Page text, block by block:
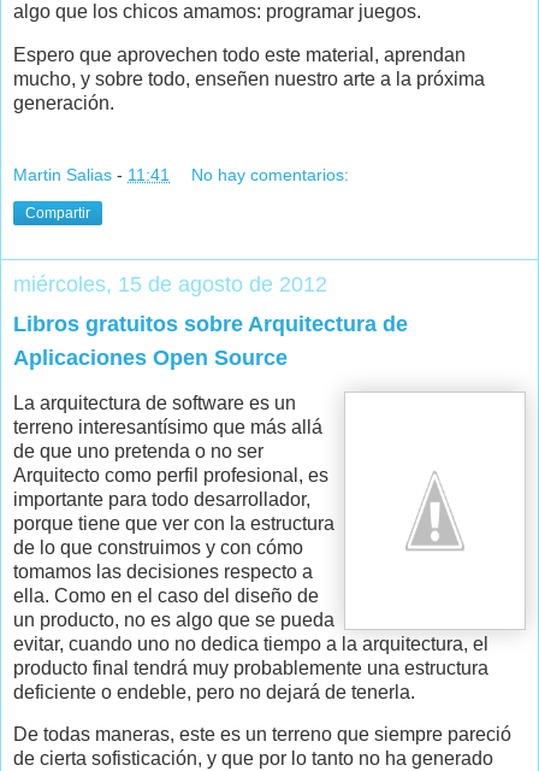
algo que los chicos amamos: programar juegos.
Espero que aprovechen todo este material, aprendan
mucho, y sobre todo, enseñen nuestro arte a la próxima
generación.
Martin Salias - 11:41 No hay comentarios:
Compartir
miércoles, 15 de agosto de 2012
Libros gratuitos sobre Arquitectura de
Aplicaciones Open Source
La arquitectura de software es un
terreno interesantísimo que más allá
de que uno pretenda o no ser
Arquitecto como perfil profesional, es
importante para todo desarrollador,
porque tiene que ver con la estructura
de lo que construimos y con cómo
tomamos las decisiones respecto a
ella. Como en el caso del diseño de
un producto, no es algo que se pueda
evitar, cuando uno no dedica tiempo a la arquitectura, el
producto final tendrá muy probablemente una estructura
deficiente o endeble, pero no dejará de tenerla.
De todas maneras, este es un terreno que siempre pareció
de cierta sofisticación, y que por lo tanto no ha generado